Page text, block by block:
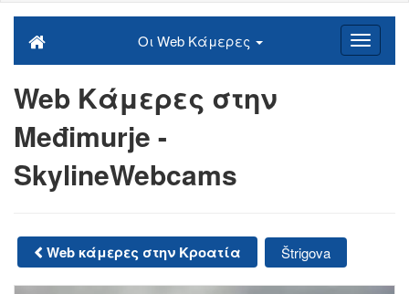
Οι Web Κάμερες
Web Κάμερες στην
Međimurje -
SkylineWebcams
Web κάμερες στην Κροατία Štrigova